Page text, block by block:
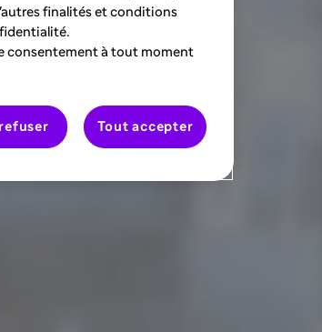
finalités et conditions
consentement à tout moment
Tout accepter